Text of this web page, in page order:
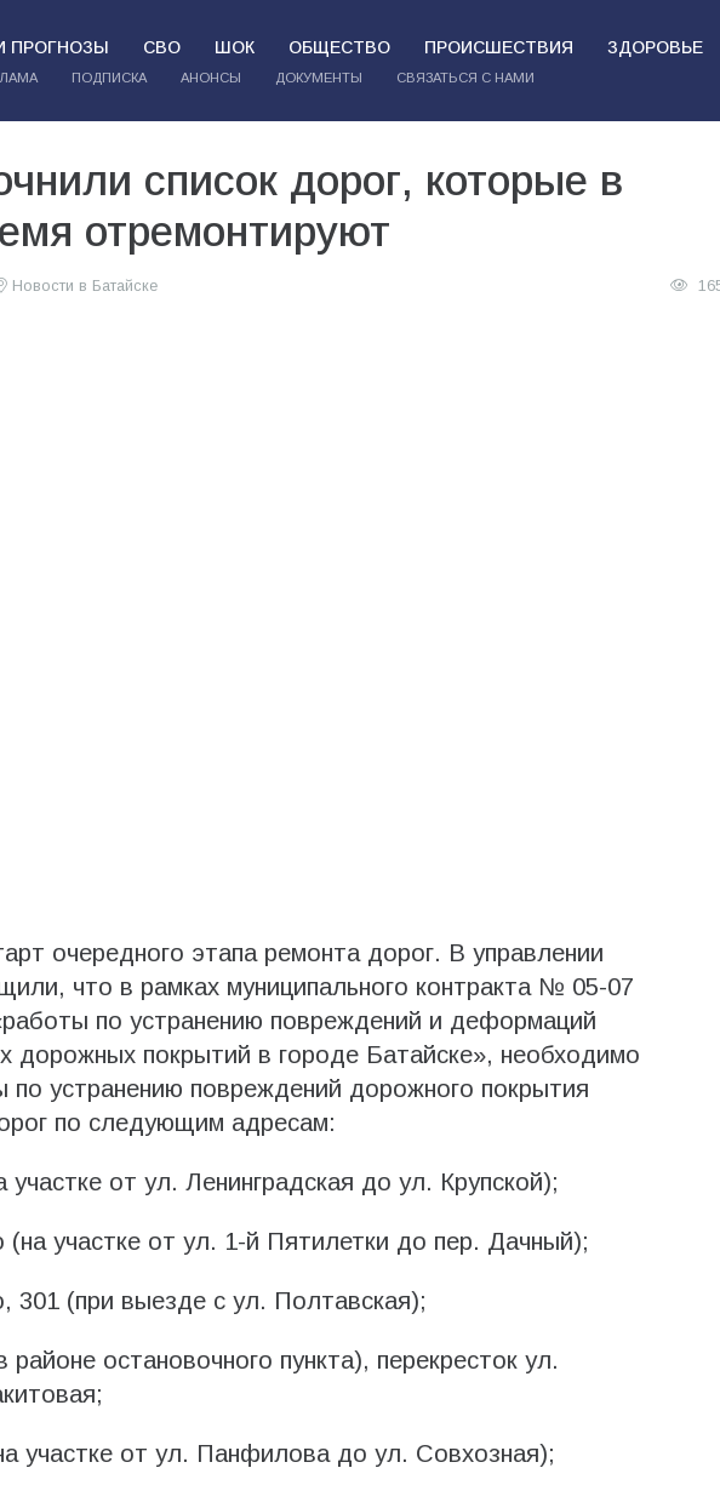
ПРОГНОЗЫ СВО ШОК ОБЩЕСТВО ПРОИСШЕСТВИЯ ЗДОРОВЬЕ
ПОДПИСКА АНОНСЫ ДОКУМЕНТЫ СВЯЗАТЬСЯ С НАМИ
список дорог, которые в
отремонтируют
Новости в Батайске
очередного этапа ремонта дорог. В управлении
что в рамках муниципального контракта № 05-07
по устранению повреждений и деформаций
дорожных покрытий в городе Батайске», необходимо
по устранению повреждений дорожного покрытия
по следующим адресам:
от ул. Ленинградская до ул. Крупской);
участке от ул. 1-й Пятилетки до пер. Дачный);
(при выезде с ул. Полтавская);
остановочного пункта), перекресток ул.
участке от ул. Панфилова до ул. Совхозная);